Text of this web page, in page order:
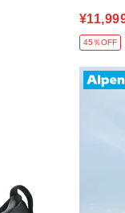
45％OFF